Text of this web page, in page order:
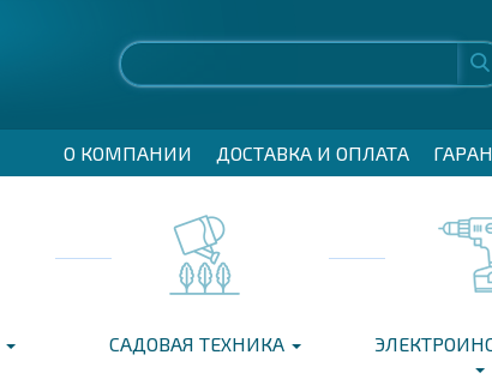
О КОМПАНИИ ДОСТАВКА И ОПЛАТА
САДОВАЯ ТЕХНИКА